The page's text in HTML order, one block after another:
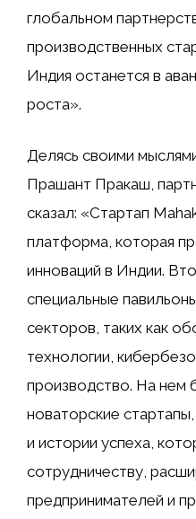
глобальном
производственных
Индия останется в
роста».
Делясь своими
Прашант Пракаш,
сказал: «Стартап
платформа, которая
инноваций в Индии.
специальные
секторов, таких как
технологии,
производство. На нем
новаторские
и истории успеха,
сотрудничеству,
предпринимателей и